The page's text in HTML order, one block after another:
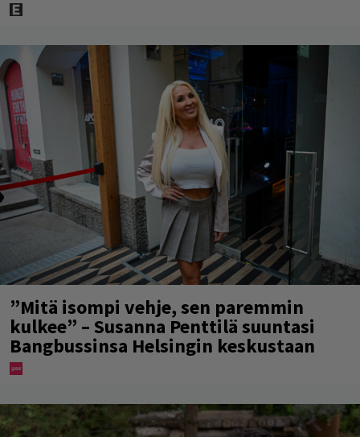
”Mitä isompi vehje, sen paremmin
kulkee” – Susanna Penttilä suuntasi
Bangbussinsa Helsingin keskustaan